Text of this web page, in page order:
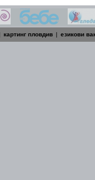
картинг пловдив езикови